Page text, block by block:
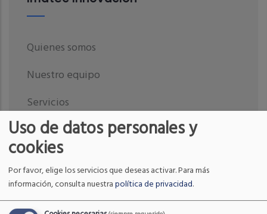
Quienes somos
Nuestro equipo
Servicios
Proyectos
Contacto
Uso de datos personales y
cookies
Por favor, elige los servicios que deseas activar.Para más
información, consulta nuestrapolítica de privacidad.